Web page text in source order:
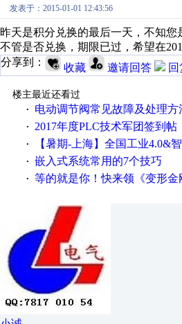
发表于：2015-01-01 12:43:56
昨天是积分兑换的最后一天，不知
不管是否兑换，期限已过，希望在
分享到：
收藏 邀请回答
楼主最近还看过
·
电动调节阀常见故障及处理方
· 2017年度PLC技术军团签到帖
· 【暑期-上海】全国工业4.0&智能制造高级培训班
· 嵌入式系统常用的7个技巧
· 等的就是你！快来领《变形金刚5》观